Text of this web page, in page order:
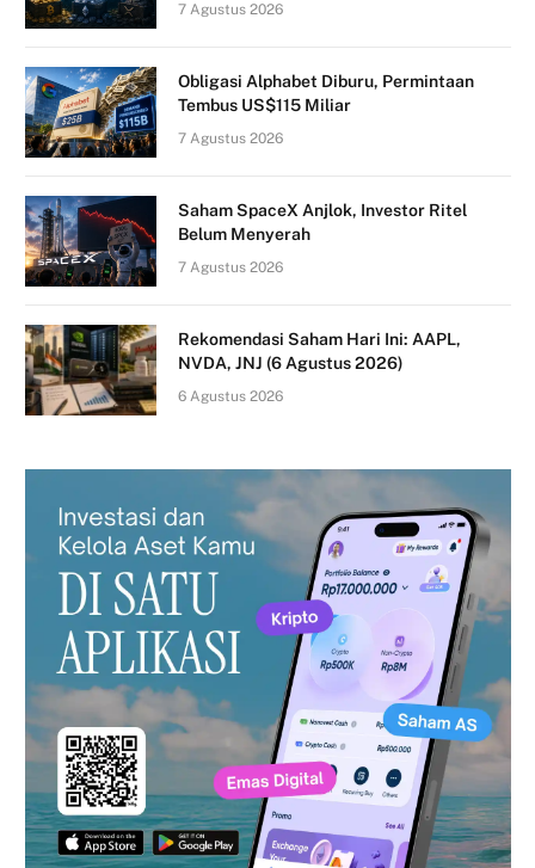
7 Agustus 2026
Obligasi Alphabet Diburu, Permintaan
Tembus US$115 Miliar
7 Agustus 2026
Saham SpaceX Anjlok, Investor Ritel
Belum Menyerah
7 Agustus 2026
Rekomendasi Saham Hari Ini: AAPL,
NVDA, JNJ (6 Agustus 2026)
6 Agustus 2026